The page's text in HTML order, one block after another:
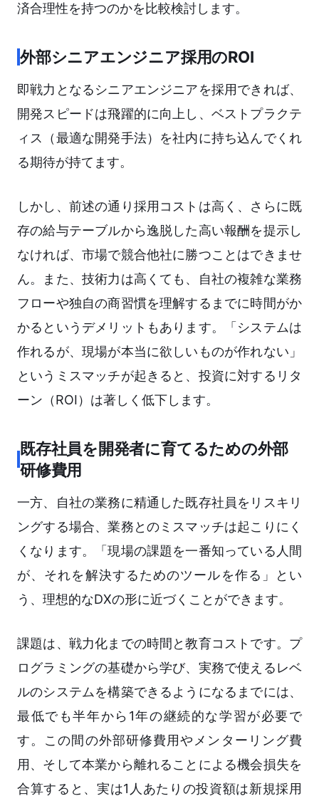
済合理性を持つのかを比較検討します。
外部シニアエンジニア採用のROI
即戦力となるシニアエンジニアを採用できれば、
開発スピードは飛躍的に向上し、ベストプラクテ
ィス（最適な開発手法）を社内に持ち込んでくれ
る期待が持てます。
しかし、前述の通り採用コストは高く、さらに既
存の給与テーブルから逸脱した高い報酬を提示し
なければ、市場で競合他社に勝つことはできませ
ん。また、技術力は高くても、自社の複雑な業務
フローや独自の商習慣を理解するまでに時間がか
かるというデメリットもあります。「システムは
作れるが、現場が本当に欲しいものが作れない」
というミスマッチが起きると、投資に対するリタ
ーン（ROI）は著しく低下します。
既存社員を開発者に育てるための外部
研修費用
一方、自社の業務に精通した既存社員をリスキリ
ングする場合、業務とのミスマッチは起こりにく
くなります。「現場の課題を一番知っている人間
が、それを解決するためのツールを作る」とい
う、理想的なDXの形に近づくことができます。
課題は、戦力化までの時間と教育コストです。プ
ログラミングの基礎から学び、実務で使えるレベ
ルのシステムを構築できるようになるまでには、
最低でも半年から1年の継続的な学習が必要で
す。この間の外部研修費用やメンターリング費
用、そして本業から離れることによる機会損失を
合算すると、実は1人あたりの投資額は新規採用